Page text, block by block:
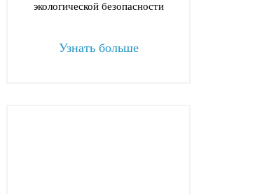
экологической безопасности
Узнать больше